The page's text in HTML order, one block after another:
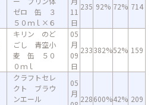
ゼロ 缶 ３
５０ｍｌ×６
11
日
235 92% 72% 714
キリン のど
ごし 青空小
麦 缶 ５０
０ｍｌ
05
月
09
日
233382%52% 159
クラフトセレ
クト ブラウ
ンエール
05
月
228600%42% 209